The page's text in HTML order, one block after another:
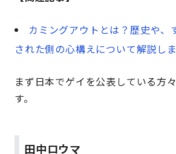
カミングアウトとは？歴史や、
された側の心構えについて解説しま
まず日本でゲイを公表している方
す。
田中ロウマ